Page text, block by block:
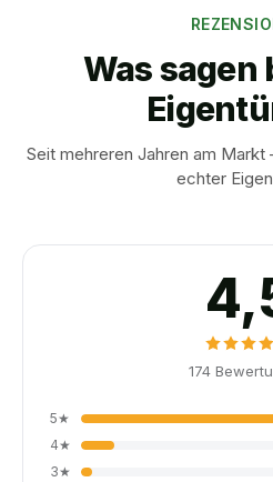
Was sagen
Seit mehreren Jahren am
echter
174
5★
4★
3★